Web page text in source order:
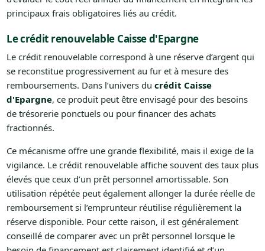
principaux frais obligatoires liés au crédit.
Le crédit renouvelable Caisse d'Epargne
Le crédit renouvelable correspond à une réserve d’argent qui
se reconstitue progressivement au fur et à mesure des
remboursements. Dans l’univers du crédit Caisse
d'Epargne, ce produit peut être envisagé pour des besoins
de trésorerie ponctuels ou pour financer des achats
fractionnés.
Ce mécanisme offre une grande flexibilité, mais il exige de la
vigilance. Le crédit renouvelable affiche souvent des taux plus
élevés que ceux d’un prêt personnel amortissable. Son
utilisation répétée peut également allonger la durée réelle de
remboursement si l’emprunteur réutilise régulièrement la
réserve disponible. Pour cette raison, il est généralement
conseillé de comparer avec un prêt personnel lorsque le